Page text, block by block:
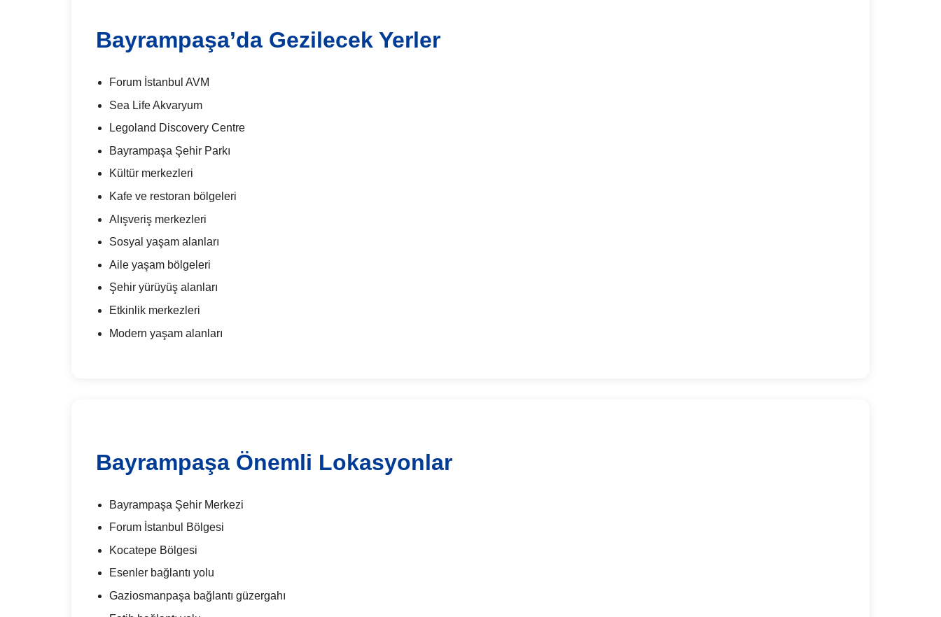
Bayrampaşa’da Gezilecek Yerler
Forum İstanbul AVM
Sea Life Akvaryum
Legoland Discovery Centre
Bayrampaşa Şehir Parkı
Kültür merkezleri
Kafe ve restoran bölgeleri
Alışveriş merkezleri
Sosyal yaşam alanları
Aile yaşam bölgeleri
Şehir yürüyüş alanları
Etkinlik merkezleri
Modern yaşam alanları
Bayrampaşa Önemli Lokasyonlar
Bayrampaşa Şehir Merkezi
Forum İstanbul Bölgesi
Kocatepe Bölgesi
Esenler bağlantı yolu
Gaziosmanpaşa bağlantı güzergahı